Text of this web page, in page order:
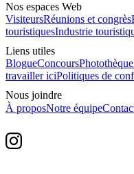
Nos espaces Web
VisiteursRéunions et congrès
touristiquesIndustrie
Liens utiles
BlogueConcoursPhotothèque
travailler iciPolitiques de
Nous joindre
À proposNotre équipe